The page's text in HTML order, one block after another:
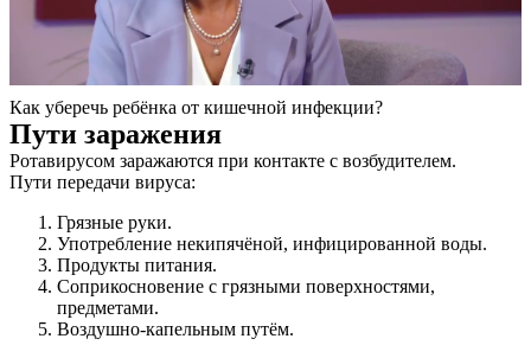
Как уберечь ребёнка от кишечной инфекции?
Пути заражения
Ротавирусом заражаются при контакте с возбудителем.
Пути передачи вируса:
Грязные руки.
Употребление некипячёной, инфицированной воды.
Продукты питания.
Соприкосновение с грязными поверхностями,
предметами.
Воздушно-капельным путём.